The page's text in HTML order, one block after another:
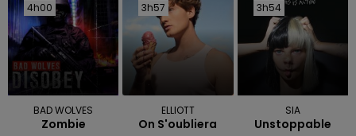
4h00
4h00
BAD WOLVES
Zombie
3h57
3h57
ELLIOTT
On S'oubliera
3h54
3h54
SIA
Unstoppable